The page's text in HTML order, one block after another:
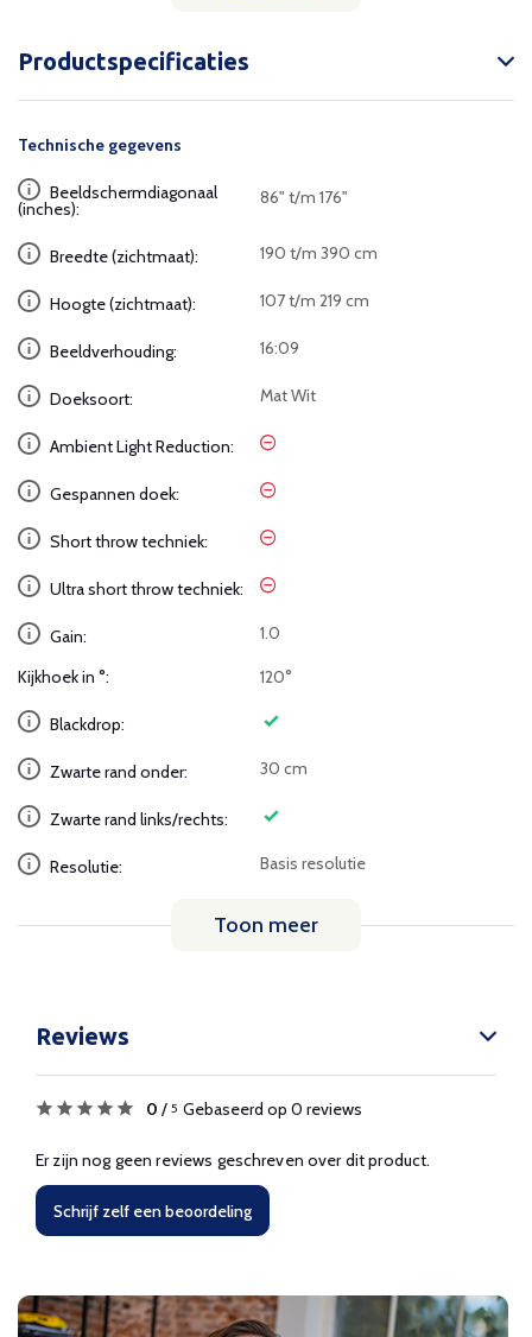
Productspecificaties
Technische gegevens
Beeldschermdiagonaal
(inches):
86" t/m 176"
Breedte (zichtmaat): 190 t/m 390 cm
Hoogte (zichtmaat): 107 t/m 219 cm
Beeldverhouding: 16:09
Doeksoort: Mat Wit
Ambient Light Reduction:
Gespannen doek:
Short throw techniek:
Ultra short throw techniek:
Gain: 1.0
Kijkhoek in °: 120°
Blackdrop:
Zwarte rand onder: 30 cm
Zwarte rand links/rechts:
Resolutie: Basis resolutie
Toon meer
Reviews
0 / 5 Gebaseerd op 0 reviews
Er zijn nog geen reviews geschreven over dit product.
Schrijf zelf een beoordeling